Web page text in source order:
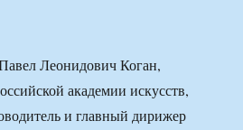
Леонидович Коган,
академии искусств,
и главный дирижер